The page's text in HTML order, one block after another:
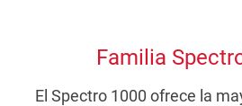
Familia
El Spectro 1000 ofrece la